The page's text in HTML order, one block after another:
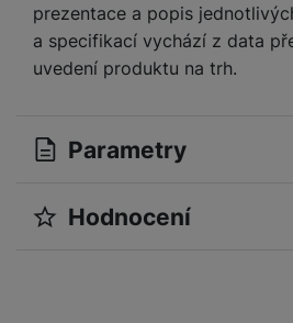
prezentace a popis
a specifikací vychází z data
uvedení produktu na trh.
Parametry
OBECNÉ
Hodnocení